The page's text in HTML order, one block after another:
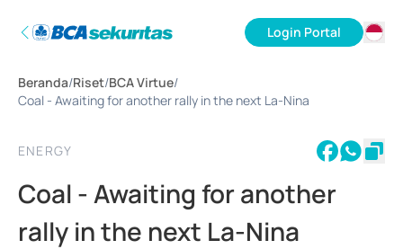
Login Portal
Beranda/Riset/BCA Virtue/
Coal - Awaiting for another rally in the next La-Nina
ENERGY
Coal - Awaiting for another
rally in the next La-Nina